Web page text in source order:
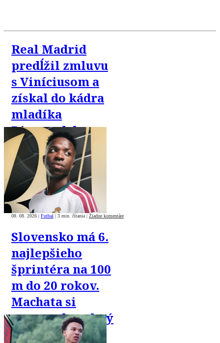
Real Madrid
predĺžil zmluvu
s Viníciusom a
získal do kádra
mladíka
Diomandeho
08. 08. 2026 Futbal 3 min. čítania Žiadne komentáre
Slovensko má 6.
najlepšieho
šprintéra na 100
m do 20 rokov.
Machata si
vyrovnal osobný
rekord